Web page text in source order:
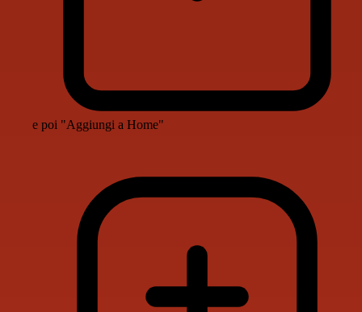
e poi "Aggiungi a Home"